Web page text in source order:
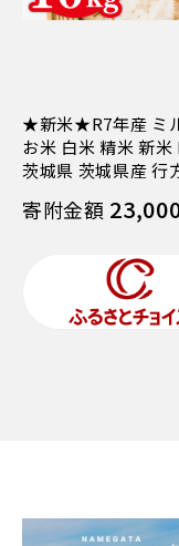
★新米★R7年産 ミ
お米 白米 精米 新
茨城県 茨城県産 行
寄附金額